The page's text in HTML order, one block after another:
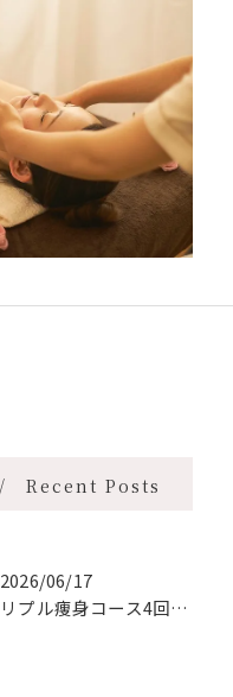
Recent Posts
2026/06/17
トリプル痩身コース4回の変化【安佐南区/エステ/ダイエット】